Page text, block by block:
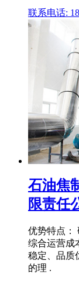
联系电话:
石油焦
限责任
优势特点：
综合运营成
稳定、品质
的理 .